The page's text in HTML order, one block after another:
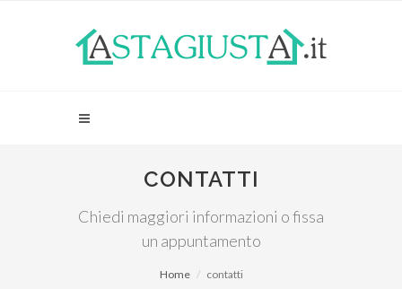
CONTATTI
Chiedi maggiori informazioni o fissa
un appuntamento
Home contatti